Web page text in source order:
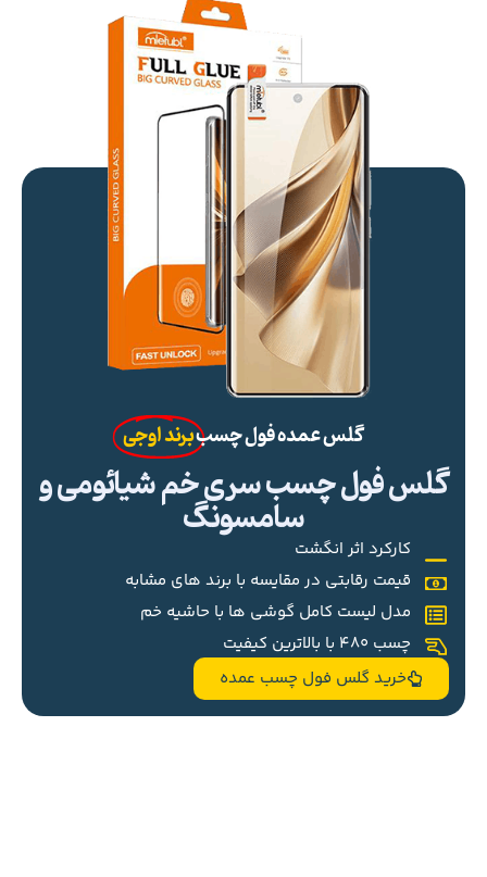
گلس عمده فول چسببرند اوجی
گلس فول چسب سری خم شیائومی و
سامسونگ
کارکرد اثر انگشت
قیمت رقابتی در مقایسه با برند های مشابه
مدل لیست کامل گوشی ها با حاشیه خم
چسب 480 با بالاترین کیفیت
خرید گلس فول چسب عمده